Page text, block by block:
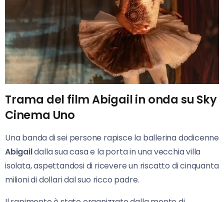
Trama del film Abigail in onda su Sky
Cinema Uno
Una banda di sei persone rapisce la ballerina dodicenne
Abigaildalla sua casa e la porta in una vecchia villa
isolata, aspettandosi di ricevere un riscatto di cinquanta
milioni di dollari dal suo ricco padre.